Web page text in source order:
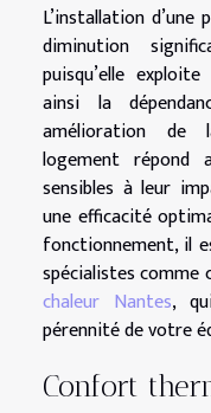
L’installation
diminution
puisqu’elle
ainsi la
amélioration de
logement répond
sensibles à leur
une efficacité
fonctionnement, il
spécialistes comme
chaleur Nantes,
pérennité de votre
Confort